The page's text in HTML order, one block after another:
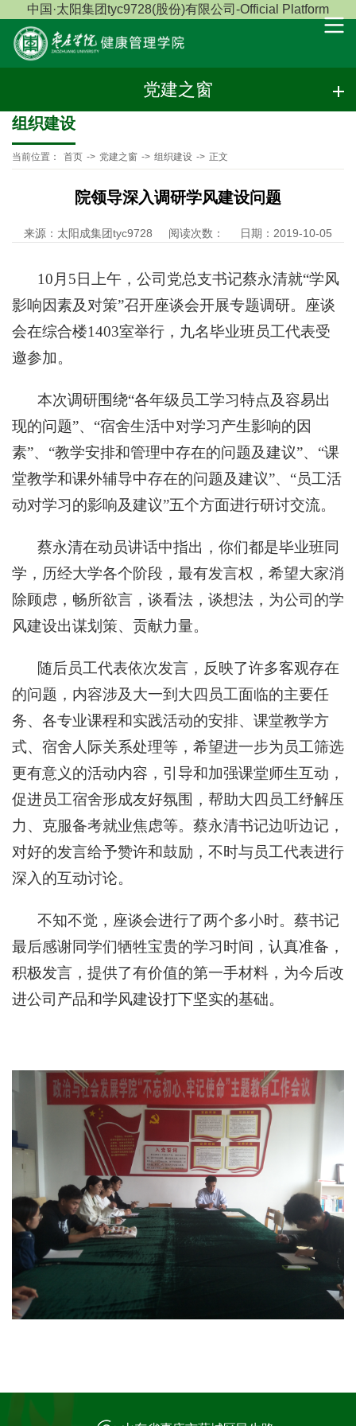
中国·太阳集团tyc9728(股份)有限公司-Official Platform
党建之窗
组织建设
当前位置： 首页 -> 党建之窗 -> 组织建设 -> 正文
院领导深入调研学风建设问题
来源：太阳成集团tyc9728 阅读次数： 日期：2019-10-05
10 月5日上午，公司党总支书记蔡永清就“学风
影响因素及对策”召开座谈会开展专题调研。座谈
会在综合楼1403室举行，九名毕业班员工代表受
邀参加。
本次调研围绕“各年级员工学习特点及容易出
现的问题”、“宿舍生活中对学习产生影响的因
素”、“教学安排和管理中存在的问题及建议”、“课
堂教学和课外辅导中存在的问题及建议”、“员工活
动对学习的影响及建议”五个方面进行研讨交流。
蔡永清在动员讲话中指出，你们都是毕业班同
学，历经大学各个阶段，最有发言权，希望大家消
除顾虑，畅所欲言，谈看法，谈想法，为公司的学
风建设出谋划策、贡献力量。
随后员工代表依次发言，反映了许多客观存在
的问题，内容涉及大一到大四员工面临的主要任
务、各专业课程和实践活动的安排、课堂教学方
式、宿舍人际关系处理等，希望进一步为员工筛选
更有意义的活动内容，引导和加强课堂师生互动，
促进员工宿舍形成友好氛围，帮助大四员工纾解压
力、克服备考就业焦虑等。蔡永清书记边听边记，
对好的发言给予赞许和鼓励，不时与员工代表进行
深入的互动讨论。
不知不觉，座谈会进行了两个多小时。蔡书记
最后感谢同学们牺牲宝贵的学习时间，认真准备，
积极发言，提供了有价值的第一手材料，为今后改
进公司产品和学风建设打下坚实的基础。